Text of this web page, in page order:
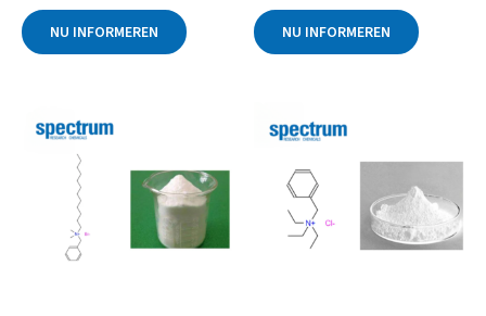
Gewaardeerd
0
uit
5
NU INFORMEREN
Gewaardeerd
0
uit
5
NU INFORMEREN